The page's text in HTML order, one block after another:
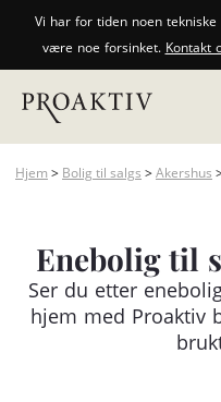
Vi har for tiden noen
være noe forsinket. Kontakt
Hjem > Bolig til salgs >Akershus
Enebolig til
Ser du etter
hjem med Proaktiv